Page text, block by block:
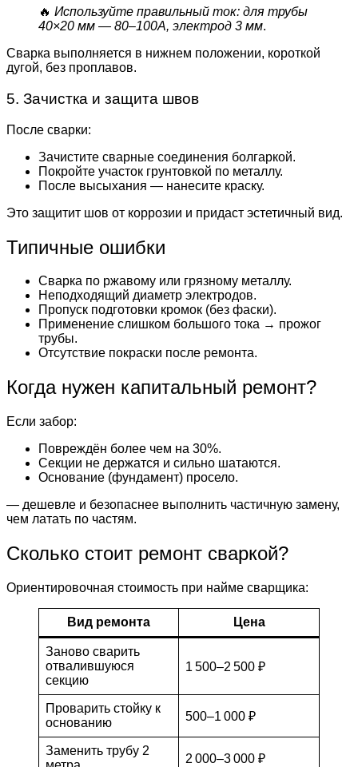
🔥 Используйте правильный ток: для трубы
40×20 мм — 80–100А, электрод 3 мм.
Сварка выполняется в нижнем положении, короткой
дугой, без проплавов.
5. Зачистка и защита швов
После сварки:
Зачистите сварные соединения болгаркой.
Покройте участок грунтовкой по металлу.
После высыхания — нанесите краску.
Это защитит шов от коррозии и придаст эстетичный вид.
Типичные ошибки
Сварка по ржавому или грязному металлу.
Неподходящий диаметр электродов.
Пропуск подготовки кромок (без фаски).
Применение слишком большого тока → прожог
трубы.
Отсутствие покраски после ремонта.
Когда нужен капитальный ремонт?
Если забор:
Повреждён более чем на 30%.
Секции не держатся и сильно шатаются.
Основание (фундамент) просело.
— дешевле и безопаснее выполнить частичную замену,
чем латать по частям.
Сколько стоит ремонт сваркой?
Ориентировочная стоимость при найме сварщика:
Вид ремонта Цена
Заново сварить
отвалившуюся
секцию
1 500–2 500 ₽
Проварить стойку к
основанию
500–1 000 ₽
Заменить трубу 2
2 000–3 000 ₽